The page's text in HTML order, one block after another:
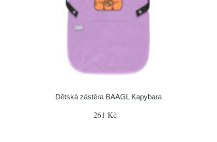
Dětská zástěra BAAGL Kapybara
261 Kč